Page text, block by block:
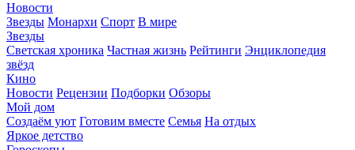
Новости
Звезды Монархи Спорт В мире
Звезды
Светская хроника Частная жизнь Рейтинги Энциклопедия
звёзд
Кино
Новости Рецензии Подборки Обзоры
Мой дом
Создаём уют Готовим вместе Семья На отдых
Яркое детство